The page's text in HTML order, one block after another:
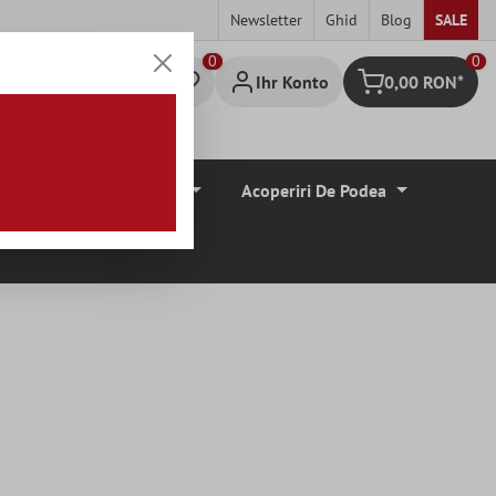
Newsletter Ghid Blog SALE
Ihr Konto Warenkorb
0
0,00 RON*
Acoperiri De Podea